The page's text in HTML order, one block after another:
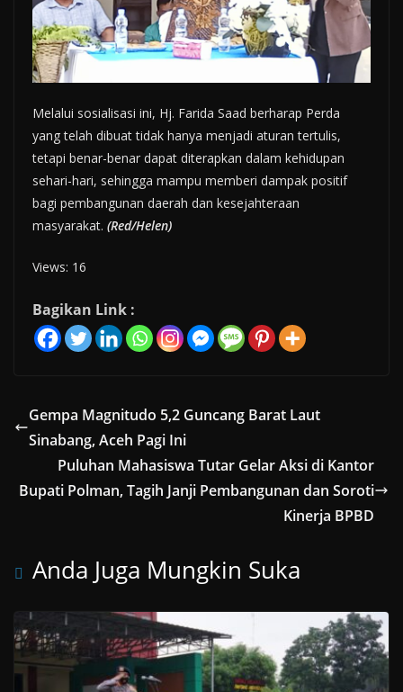
Melalui sosialisasi ini, Hj. Farida Saad berharap Perda
yang telah dibuat tidak hanya menjadi aturan tertulis,
tetapi benar-benar dapat diterapkan dalam kehidupan
sehari-hari, sehingga mampu memberi dampak positif
bagi pembangunan daerah dan kesejahteraan
masyarakat. (Red/Helen)
Views: 16
Bagikan Link :
Gempa Magnitudo 5,2 Guncang Barat Laut
Sinabang, Aceh Pagi Ini
Puluhan Mahasiswa Tutar Gelar Aksi di Kantor
Bupati Polman, Tagih Janji Pembangunan dan Soroti
Kinerja BPBD
Anda Juga Mungkin Suka